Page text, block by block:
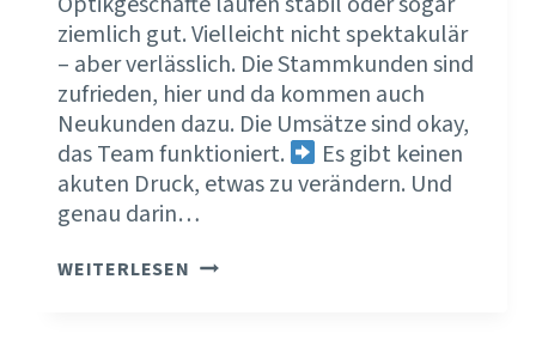
ziemlich gut. Vielleicht nicht spektakulär
– aber verlässlich. Die Stammkunden sind
zufrieden, hier und da kommen auch
Neukunden dazu. Die Umsätze sind okay,
das Team funktioniert.
Es gibt keinen
akuten Druck, etwas zu verändern. Und
genau darin…
WEITERLESEN DER